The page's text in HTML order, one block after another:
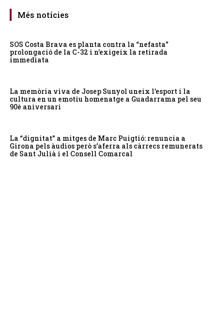
Més notícies
SOS Costa Brava es planta contra la “nefasta”
prolongació de la C-32 i n’exigeix la retirada
immediata
La memòria viva de Josep Sunyol uneix l’esport i la
cultura en un emotiu homenatge a Guadarrama pel seu
90è aniversari
La “dignitat” a mitges de Marc Puigtió: renuncia a
Girona pels àudios però s’aferra als càrrecs remunerats
de Sant Julià i el Consell Comarcal